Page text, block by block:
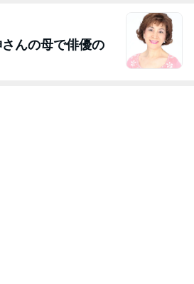
んの母で俳優の